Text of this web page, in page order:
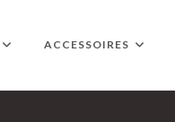
ACCESSOIRES